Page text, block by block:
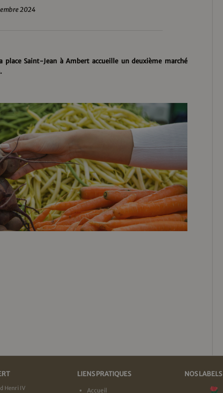
2024
Saint-Jean à Ambert accueille un deuxième marché
Henri IV
LIENS PRATIQUES
Accueil
NOS LABELS